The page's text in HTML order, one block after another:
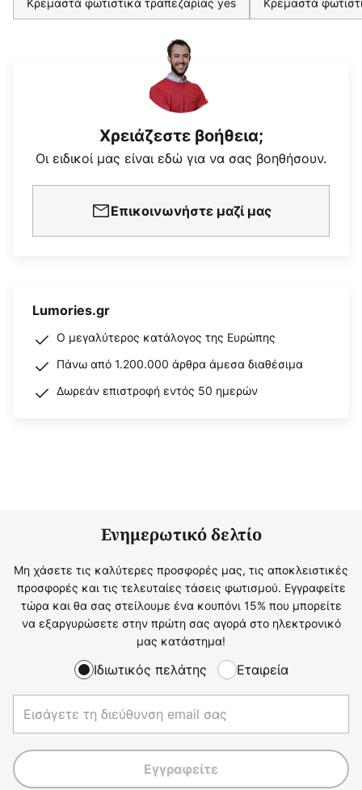
Χρειάζεστε βοήθεια;
Οι ειδικοί μας είναι εδώ για να σας βοηθήσουν.
Επικοινωνήστε μαζί μας
Lumories.gr
Ο μεγαλύτερος κατάλογος της Ευρώπης
Πάνω από 1.200.000 άρθρα άμεσα διαθέσιμα
Δωρεάν επιστροφή εντός 50 ημερών
Ενημερωτικό δελτίο
Μη χάσετε τις καλύτερες προσφορές μας, τις αποκλειστικές
προσφορές και τις τελευταίες τάσεις φωτισμού. Εγγραφείτε
τώρα και θα σας στείλουμε ένα κουπόνι 15% που μπορείτε
να εξαργυρώσετε στην πρώτη σας αγορά στο ηλεκτρονικό
μας κατάστημα!
Ιδιωτικός πελάτης Εταιρεία
Εγγραφείτε